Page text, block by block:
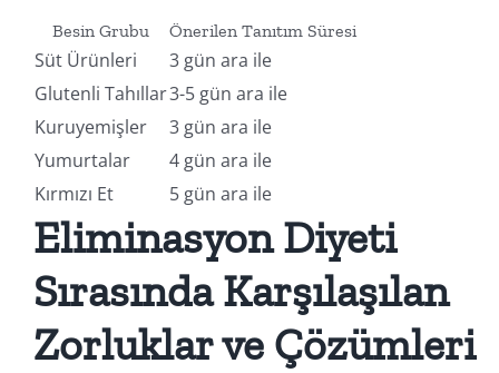
Besin Grubu Önerilen Tanıtım Süresi
Süt Ürünleri
3 gün ara ile
Glutenli Tahıllar3-5 gün ara ile
Kuruyemişler
3 gün ara ile
Yumurtalar
4 gün ara ile
Kırmızı Et
5 gün ara ile
Eliminasyon Diyeti
Sırasında Karşılaşılan
Zorluklar ve Çözümleri